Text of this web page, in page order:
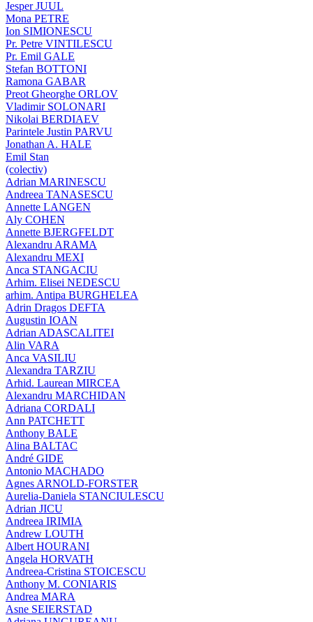
Jesper JUUL
Mona PETRE
Ion SIMIONESCU
Pr. Petre VINTILESCU
Pr. Emil GALE
Stefan BOTTONI
Ramona GABAR
Preot Gheorghe ORLOV
Vladimir SOLONARI
Nikolai BERDIAEV
Parintele Justin PARVU
Jonathan A. HALE
Emil Stan
(colectiv)
Adrian MARINESCU
Andreea TANASESCU
Annette LANGEN
Aly COHEN
Annette BJERGFELDT
Alexandru ARAMA
Alexandru MEXI
Anca STANGACIU
Arhim. Elisei NEDESCU
arhim. Antipa BURGHELEA
Adrin Dragos DEFTA
Augustin IOAN
Adrian ADASCALITEI
Alin VARA
Anca VASILIU
Alexandra TARZIU
Arhid. Laurean MIRCEA
Alexandru MARCHIDAN
Adriana CORDALI
Ann PATCHETT
Anthony BALE
Alina BALTAC
André GIDE
Antonio MACHADO
Agnes ARNOLD-FORSTER
Aurelia-Daniela STANCIULESCU
Adrian JICU
Andreea IRIMIA
Andrew LOUTH
Albert HOURANI
Angela HORVATH
Andreea-Cristina STOICESCU
Anthony M. CONIARIS
Andrea MARA
Asne SEIERSTAD